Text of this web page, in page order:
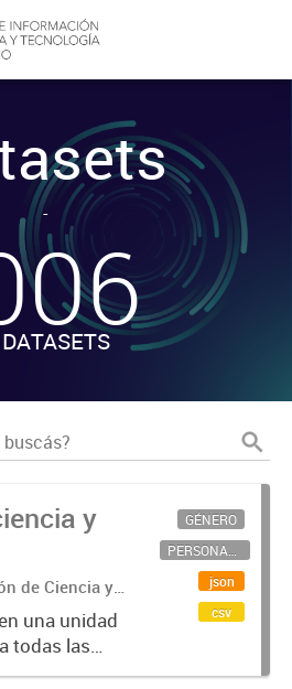
-
DATASETS
y
de Ciencia y
una unidad
todas las
GÉNERO
PERSONAL CIENTÍFICO-TECNOLÓGICO
json
csv